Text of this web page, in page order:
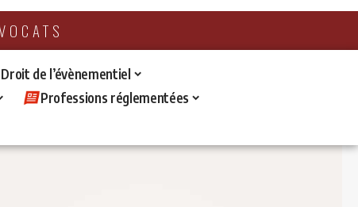
de l’évènementiel
Professions réglementées